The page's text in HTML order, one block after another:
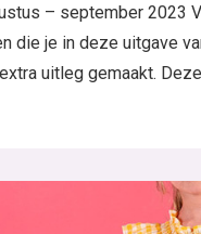
– september 2023
die je in deze uitgave
uitleg gemaakt.